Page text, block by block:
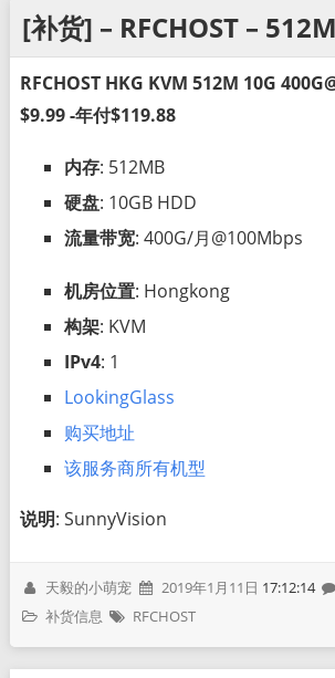
[补货] – RFCHOST –
RFCHOST HKG KVM 512M 10G
$9.99 -年付$119.88
内存: 512MB
硬盘: 10GB HDD
流量带宽: 400G/月@100Mbps
机房位置: Hongkong
构架: KVM
IPv4: 1
LookingGlass
购买地址
该服务商所有机型
说明: SunnyVision
天毅的小萌宠 2019年1月11日 17:12:14
补货信息
RFCHOST